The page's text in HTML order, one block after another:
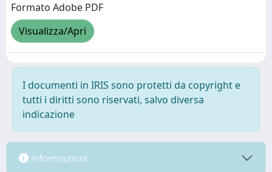
Formato Adobe PDF
Visualizza/Apri
I documenti in IRIS sono protetti da copyright e
tutti i diritti sono riservati, salvo diversa
indicazione
Informazioni